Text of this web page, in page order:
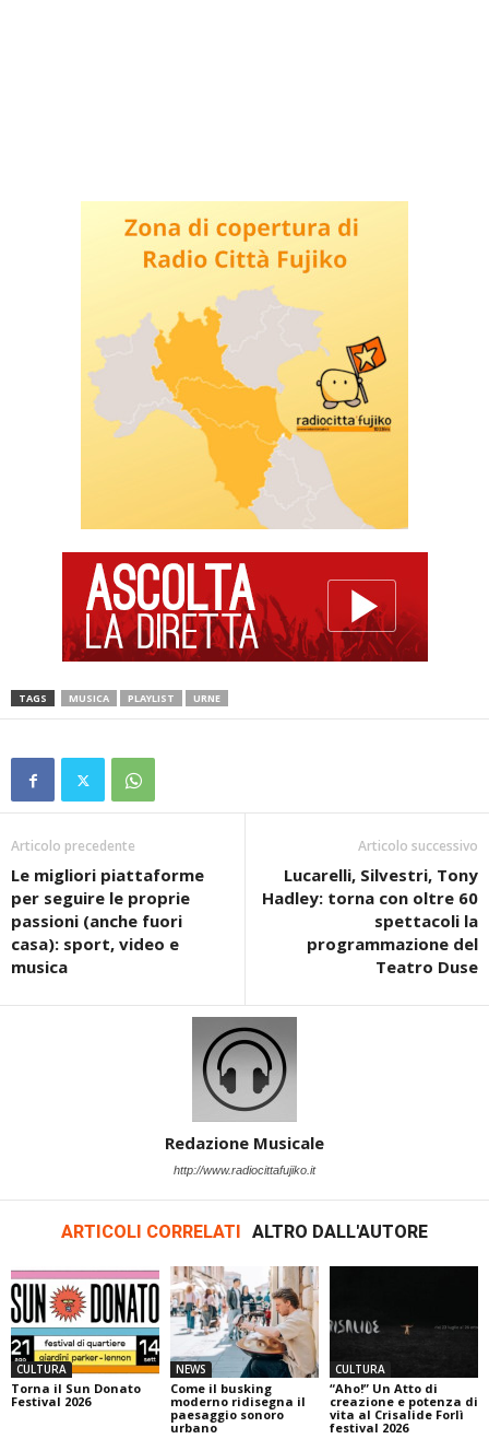
TAGS MUSICA PLAYLIST URNE
Articolo precedente
Le migliori piattaforme
per seguire le proprie
passioni (anche fuori
casa): sport, video e
musica
Articolo successivo
Lucarelli, Silvestri, Tony
Hadley: torna con oltre 60
spettacoli la
programmazione del
Teatro Duse
Redazione Musicale
http://www.radiocittafujiko.it
ARTICOLI CORRELATI ALTRO DALL'AUTORE
CULTURA
Torna il Sun Donato
Festival 2026
NEWS
Come il busking
moderno ridisegna il
paesaggio sonoro
urbano
CULTURA
“Aho!” Un Atto di
creazione e potenza di
vita al Crisalide Forlì
festival 2026